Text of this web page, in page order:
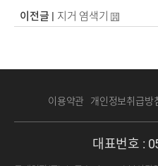
이전글 | 지거 염색기
이용약관 개인정보취급방
대표번호 :